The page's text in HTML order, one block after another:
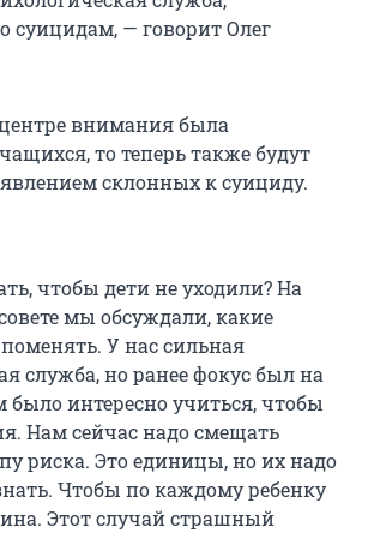
суицидам, — говорит Олег
внимания была
то теперь также будут
склонных к суициду.
чтобы дети не уходили? На
мы обсуждали, какие
У нас сильная
служба, но ранее фокус был на
было интересно учиться, чтобы
Нам сейчас надо смещать
риска. Это единицы, но их надо
Чтобы по каждому ребенку
Этот случай страшный